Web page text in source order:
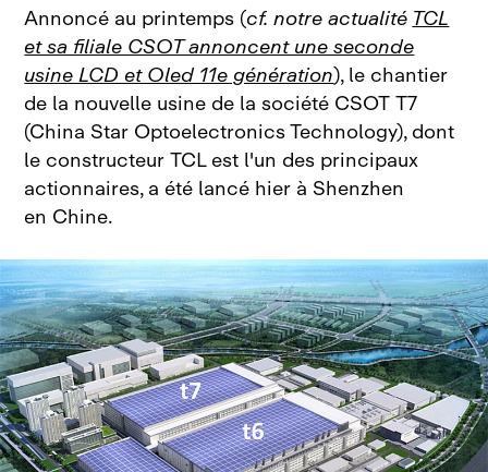
Annoncé au printemps (cf. notre actualitéTCL
et sa filiale CSOT annoncent une seconde
usine LCD et Oled 11e génération), le chantier
de la nouvelle usine de la société CSOT T7
(China Star Optoelectronics Technology), dont
le constructeur TCL est l'un des principaux
actionnaires, a été lancé hier à Shenzhen
en Chine.